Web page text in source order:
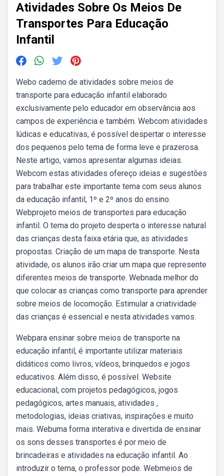
Atividades Sobre Os Meios De
Transportes Para Educação
Infantil
Webo caderno de atividades sobre meios de
transporte para educação infantil elaborado
exclusivamente pelo educador em observância aos
campos de experiência e também. Webcom atividades
lúdicas e educativas, é possível despertar o interesse
dos pequenos pelo tema de forma leve e prazerosa.
Neste artigo, vamos apresentar algumas ideias.
Webcom estas atividades ofereço ideias e sugestões
para trabalhar este importante tema com seus alunos
da educação infantil, 1º e 2º anos do ensino.
Webprojeto meios de transportes para educação
infantil. O tema do projeto desperta o interesse natural
das crianças desta faixa etária que, as atividades
propostas. Criação de um mapa de transporte. Nesta
atividade, os alunos irão criar um mapa que represente
diferentes meios de transporte. Webnada melhor do
que colocar as crianças como transporte para aprender
sobre meios de locomoção. Estimular a criatividade
das crianças é essencial e nesta atividades vamos.
Webpara ensinar sobre meios de transporte na
educação infantil, é importante utilizar materiais
didáticos como livros, vídeos, brinquedos e jogos
educativos. Além disso, é possível. Website
educacional, com projetos pedagógicos, jogos
pedagógicos, artes manuais, atividades ,
metodologias, ideias criativas, inspirações e muito
mais. Webuma forma interativa e divertida de ensinar
os sons desses transportes é por meio de
brincadeiras e atividades na educação infantil. Ao
introduzir o tema, o professor pode. Webmeios de